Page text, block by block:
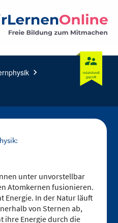
chevron_right
unter unvorstellbar
Atomkernen fusionieren.
Energie. In der Natur läuft
von Sternen ab,
ihre Energie durch die